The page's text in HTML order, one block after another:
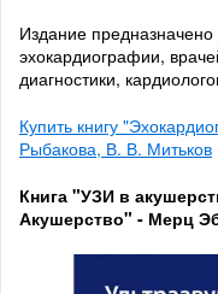
Издание
эхокардиографии,
диагностики,
Купить книгу
Рыбакова, В. В. Митьков
Книга "УЗИ в
Акушерство" - Мерц